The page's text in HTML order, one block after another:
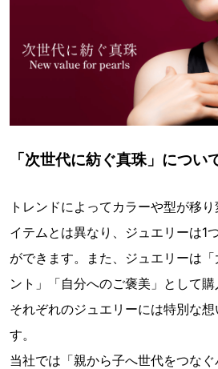
「次世代に紡ぐ真珠」につい
トレンドによってカラーや型が移
イテムとは異なり、ジュエリーは1
ができます。また、ジュエリーは
ント」「自分へのご褒美」として購
それぞれのジュエリーには特別な
す。
当社では「親から子へ世代をつな